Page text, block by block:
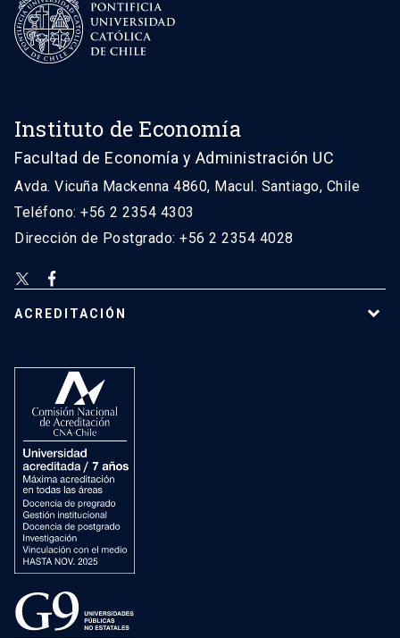
Instituto de Economía
Facultad de Economía y Administración UC
Avda. Vicuña Mackenna 4860, Macul. Santiago, Chile
Teléfono: +56 2 2354 4303
Dirección de Postgrado: +56 2 2354 4028
ACREDITACIÓN